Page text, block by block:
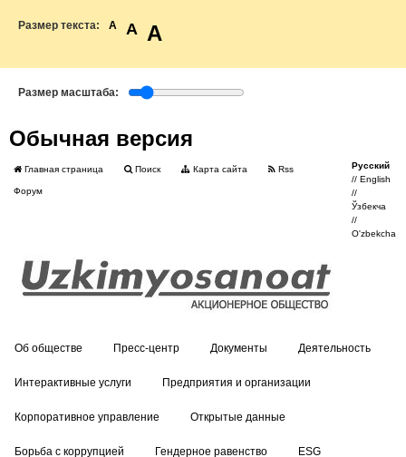
Размер текста: A A A
Размер масштаба:
Обычная версия
Главная страница Поиск Карта сайта Rss
Форум
Русский
//English
//
Ўзбекча
//
O'zbekcha
Об обществе Пресс-центр Документы Деятельность
Интерактивные услуги Предприятия и организации
Корпоративное управление Открытые данные
Борьба с коррупцией Гендерное равенство ESG